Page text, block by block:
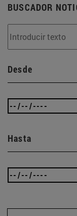
BUSCADOR
Desde
Hasta